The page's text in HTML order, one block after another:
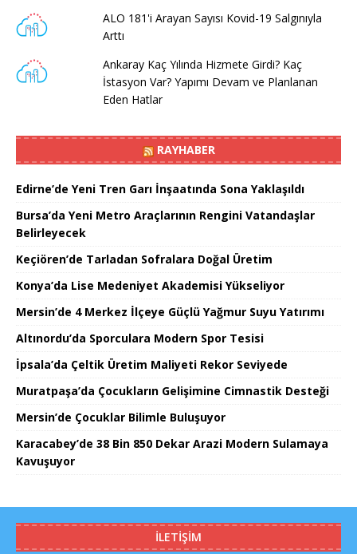
ALO 181'i Arayan Sayısı Kovid-19 Salgınıyla
Arttı
Ankaray Kaç Yılında Hizmete Girdi? Kaç
İstasyon Var? Yapımı Devam ve Planlanan
Eden Hatlar
RAYHABER
Edirne’de Yeni Tren Garı İnşaatında Sona Yaklaşıldı
Bursa’da Yeni Metro Araçlarının Rengini Vatandaşlar
Belirleyecek
Keçiören’de Tarladan Sofralara Doğal Üretim
Konya’da Lise Medeniyet Akademisi Yükseliyor
Mersin’de 4 Merkez İlçeye Güçlü Yağmur Suyu Yatırımı
Altınordu’da Sporculara Modern Spor Tesisi
İpsala’da Çeltik Üretim Maliyeti Rekor Seviyede
Muratpaşa’da Çocukların Gelişimine Cimnastik Desteği
Mersin’de Çocuklar Bilimle Buluşuyor
Karacabey’de 38 Bin 850 Dekar Arazi Modern Sulamaya
Kavuşuyor
İLETIŞIM